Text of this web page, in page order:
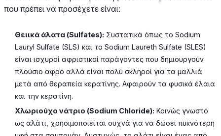
που πρέπει να προσέχετε είναι:
Θειικά άλατα (Sulfates): Συστατικά όπως το Sodium
Lauryl Sulfate (SLS) και το Sodium Laureth Sulfate (SLES)
είναι ισχυροί αφριστικοί παράγοντες που δημιουργούν
πλούσιο αφρό αλλά είναι πολύ σκληροί για τα μαλλιά
μετά από θεραπεία κερατίνης. Αφαιρούν τα φυσικά έλαια
και την κερατίνη.
Χλωριούχο νάτριο (Sodium Chloride): Κοινώς γνωστό
ως αλάτι, χρησιμοποιείται συχνά για να δώσει πυκνότερη